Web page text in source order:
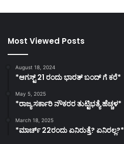
Most Viewed Posts
August 18, 2024
*ಆಗಸ್ಟ್ 21 ರಂದು ಭಾರತ್‌ ಬಂದ್‌ ಗೆ ಕರೆ*
May 5, 2025
*ರಾಜ್ಯ ಸರ್ಕಾರಿ ನೌಕರರ ತುಟ್ಟಿಭತ್ಯೆ ಹೆಚ್ಚಳ*
March 18, 2025
*ಮಾರ್ಚ್ 22ರಂದು ಏನಿರುತ್ತೆ? ಏನಿರಲ್ಲ?*